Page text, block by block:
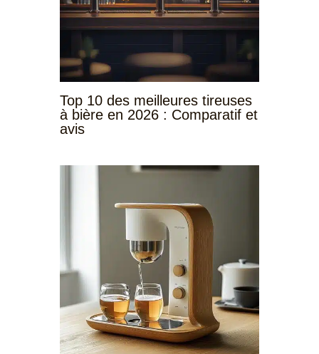
Top 10 des meilleures tireuses
à bière en 2026 : Comparatif et
avis